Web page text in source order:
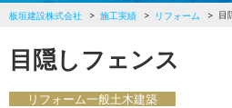
板垣建設株式会社 施工実績 リフォーム 目
目隠しフェンス
リフォーム一般土木建築